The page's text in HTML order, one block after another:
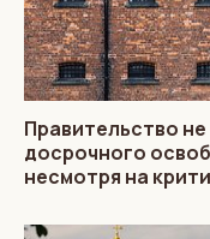
Правительство
досрочного
несмотря на